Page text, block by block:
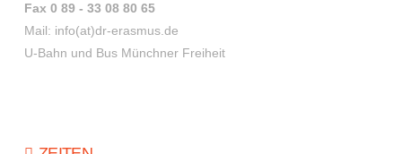
Fax 0 89 - 33 08 80 65
Mail: info(at)dr-erasmus.de
U-Bahn und Bus Münchner Freiheit